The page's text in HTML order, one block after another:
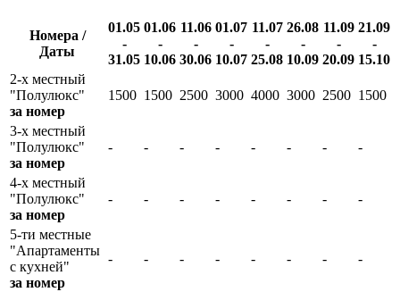
Номера /
Даты
01.05
-
31.05
01.06
-
10.06
11.06
-
30.06
01.07
-
10.07
11.07
-
25.08
26.08
-
10.09
11.09
-
20.09
21.09
-
15.10
2-х местный
"Полулюкс"
за номер
1500 1500 2500 3000 4000 3000 2500 1500
3-х местный
"Полулюкс"
за номер
- - - - - - - -
4-х местный
"Полулюкс"
за номер
- - - - - - - -
5-ти местные
"Апартаменты
с кухней"
за номер
- - - - - - - -